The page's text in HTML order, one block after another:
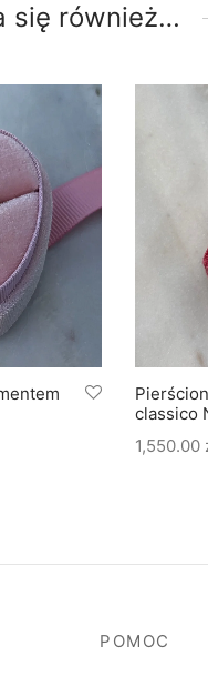
się również…
classico
1,550.00
POMOC